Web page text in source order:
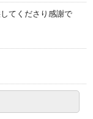
てくださり感謝で
。